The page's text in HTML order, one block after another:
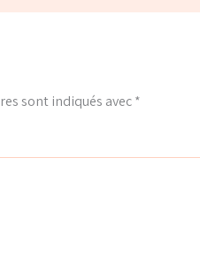
sont indiqués avec*